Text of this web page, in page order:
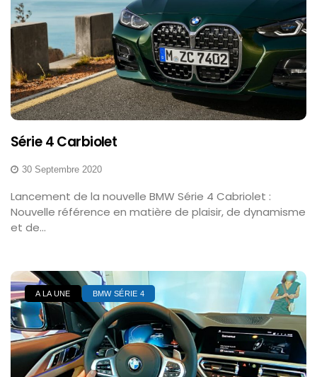
Série 4 Carbiolet
30 Septembre 2020
Lancement de la nouvelle BMW Série 4 Cabriolet :
Nouvelle référence en matière de plaisir, de dynamisme
et de...
A LA UNE BMW SÉRIE 4